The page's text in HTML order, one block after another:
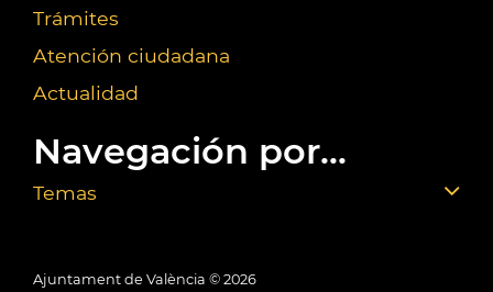
Trámites
Atención ciudadana
Actualidad
Navegación por...
Temas
Ajuntament de València © 2026